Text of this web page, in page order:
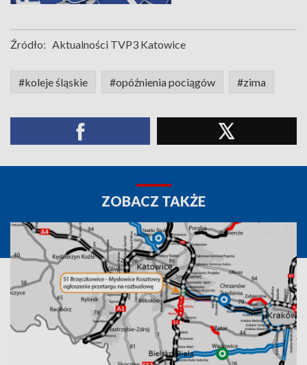
Źródło: Aktualności TVP3 Katowice
#koleje śląskie #opóźnienia pociągów #zima
ZOBACZ TAKŻE